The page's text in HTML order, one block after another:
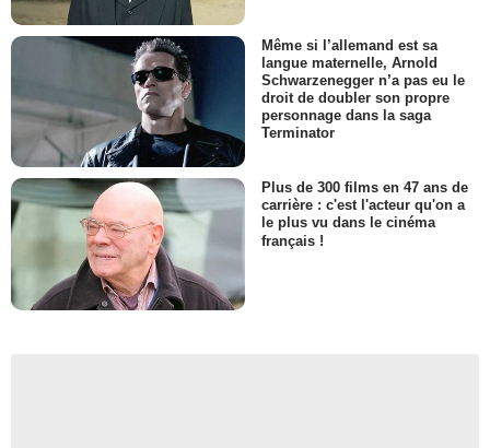
Même si l’allemand est sa
langue maternelle, Arnold
Schwarzenegger n’a pas eu le
droit de doubler son propre
personnage dans la saga
Terminator
Plus de 300 films en 47 ans de
carrière : c'est l'acteur qu'on a
le plus vu dans le cinéma
français !